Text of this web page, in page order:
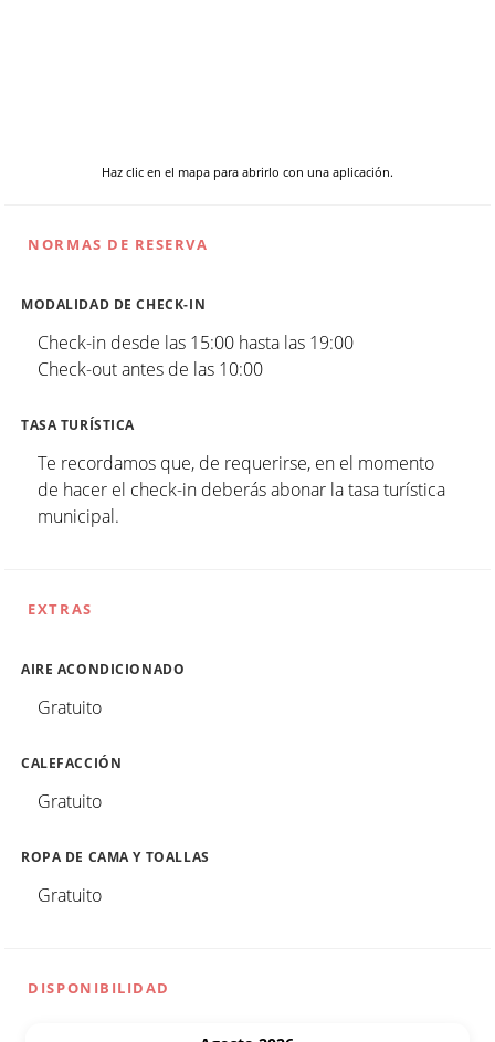
Haz clic en el mapa para abrirlo con una aplicación.
NORMAS DE RESERVA
MODALIDAD DE CHECK-IN
Check-in desde las 15:00 hasta las 19:00
Check-out antes de las 10:00
TASA TURÍSTICA
Te recordamos que, de requerirse, en el momento
de hacer el check-in deberás abonar la tasa turística
municipal.
EXTRAS
AIRE ACONDICIONADO
Gratuito
CALEFACCIÓN
Gratuito
ROPA DE CAMA Y TOALLAS
Gratuito
DISPONIBILIDAD